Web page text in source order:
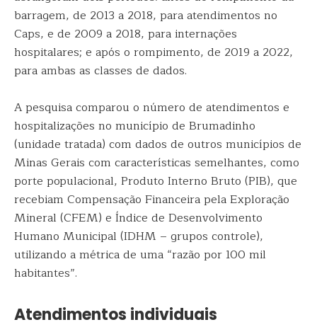
barragem, de 2013 a 2018, para atendimentos no
Caps, e de 2009 a 2018, para internações
hospitalares; e após o rompimento, de 2019 a 2022,
para ambas as classes de dados.
A pesquisa comparou o número de atendimentos e
hospitalizações no município de Brumadinho
(unidade tratada) com dados de outros municípios de
Minas Gerais com características semelhantes, como
porte populacional, Produto Interno Bruto (PIB), que
recebiam Compensação Financeira pela Exploração
Mineral (CFEM) e Índice de Desenvolvimento
Humano Municipal (IDHM – grupos controle),
utilizando a métrica de uma “razão por 100 mil
habitantes”.
Atendimentos individuais